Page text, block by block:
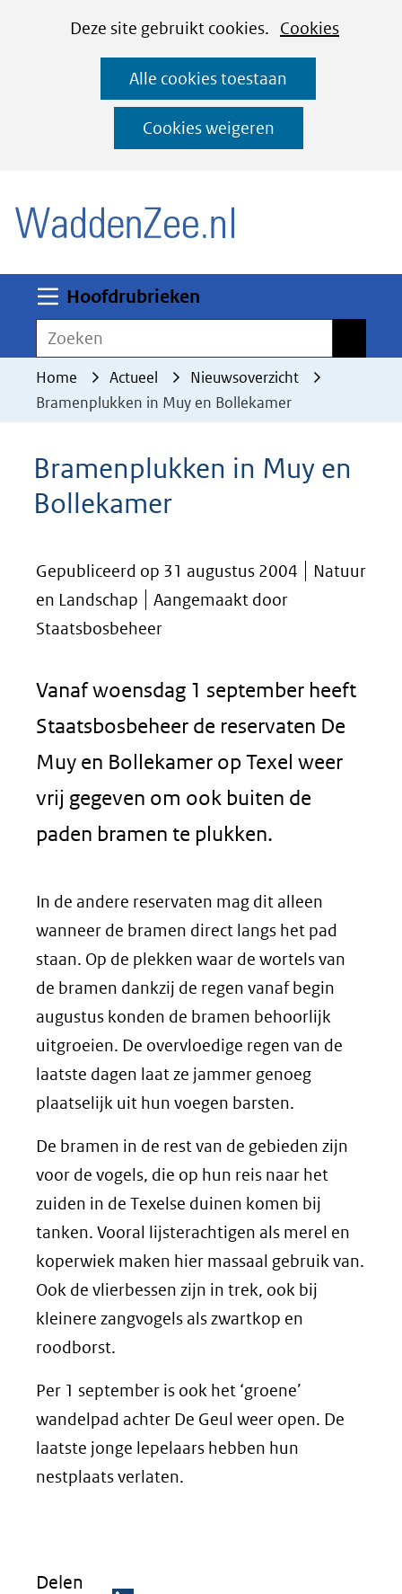
CookiesDeze site gebruikt cookies. Cookies
deze
worden
toegestaan
geweigerd.
Alle cookies toestaan
Cookies weigeren
Ga
naar
de
inhoud
Hoofdrubrieken
Zoeken
Home Actueel
Nieuwsoverzicht
Bramenplukken in Muy en Bollekamer
Bramenplukken in Muy en
Bollekamer
Gepubliceerd op 31 augustus 2004
Natuur
en Landschap
Aangemaakt door
Staatsbosbeheer
Vanaf woensdag 1 september heeft
Staatsbosbeheer de reservaten De
Muy en Bollekamer op Texel weer
vrij gegeven om ook buiten de
paden bramen te plukken.
In de andere reservaten mag dit alleen
wanneer de bramen direct langs het pad
staan. Op de plekken waar de wortels van
de bramen dankzij de regen vanaf begin
augustus konden de bramen behoorlijk
uitgroeien. De overvloedige regen van de
laatste dagen laat ze jammer genoeg
plaatselijk uit hun voegen barsten.
De bramen in de rest van de gebieden zijn
voor de vogels, die op hun reis naar het
zuiden in de Texelse duinen komen bij
tanken. Vooral lijsterachtigen als merel en
koperwiek maken hier massaal gebruik van.
Ook de vlierbessen zijn in trek, ook bij
kleinere zangvogels als zwartkop en
roodborst.
Per 1 september is ook het ‘groene’
wandelpad achter De Geul weer open. De
laatste jonge lepelaars hebben hun
nestplaats verlaten.
Delen